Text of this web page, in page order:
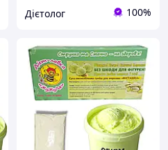
Дієтолог 100%